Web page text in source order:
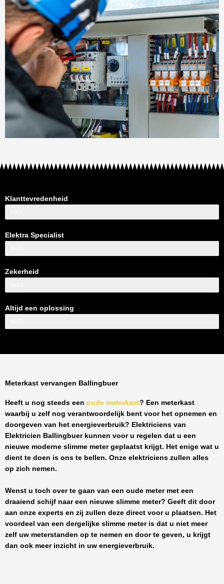
Klanttevredenheid
Elektra Specialist
Zekerheid
Altijd een oplossing
Meterkast vervangen Ballingbuer
Heeft u nog steeds een oude meterkast? Een meterkast
waarbij u zelf nog verantwoordelijk bent voor het opnemen en
doorgeven van het energieverbruik? Elektriciens van
Elektricien Ballingbuerkunnen voor u regelen dat u een
nieuwe moderne slimme meter geplaatst krijgt. Het enige wat u
dient te doen is ons te bellen. Onze elektriciens zullen alles
op zich nemen.
Wenst u toch over te gaan van een oude meter met een
draaiend schijf naar een nieuwe slimme meter? Geeft dit door
aan onze experts en zij zullen deze direct voor u plaatsen. Het
voordeel van een dergelijke slimme meter is dat u niet meer
zelf uw meterstanden op te nemen en door te geven, u krijgt
dan ook meer inzicht in uw energieverbruik.